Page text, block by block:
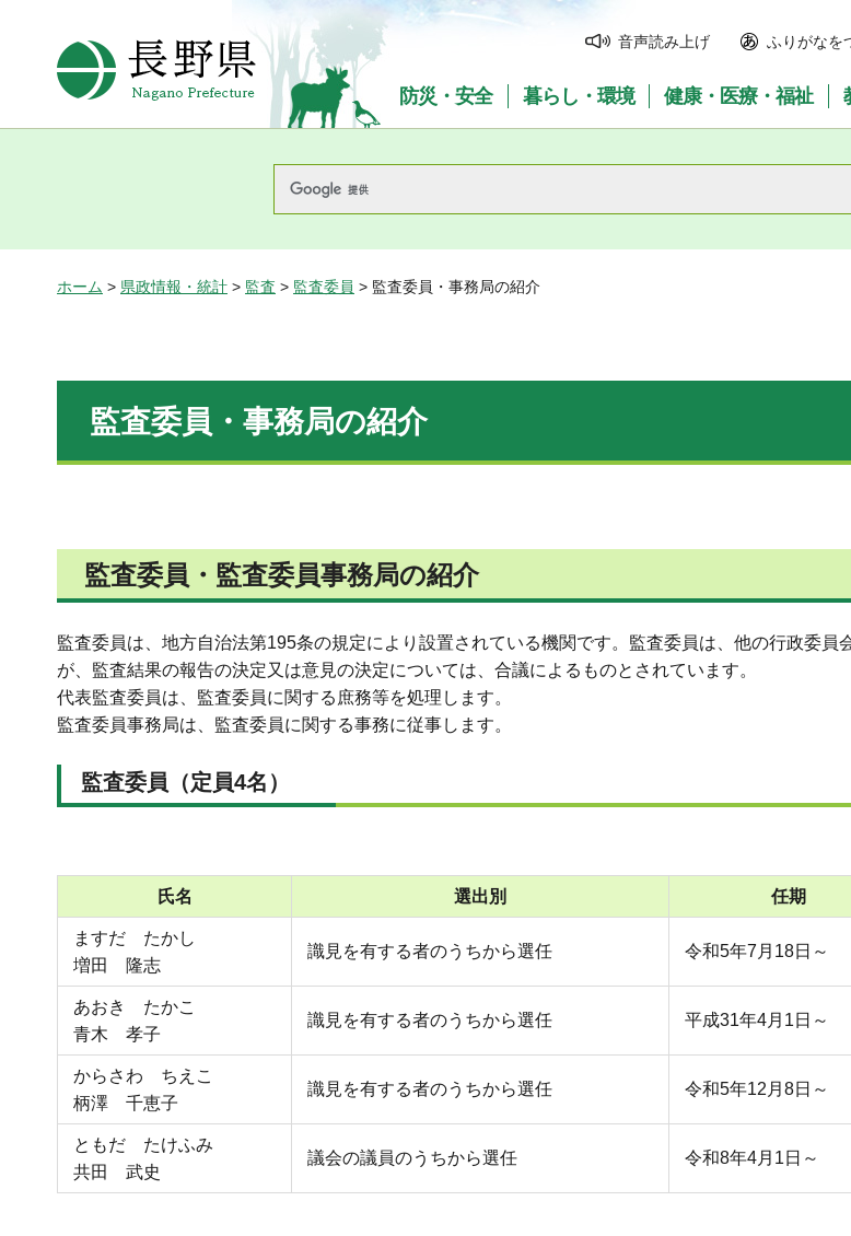
長野県Nagano Prefecture
音声読み上げ ふりがなを
防災・安全 暮らし・環境 健康・医療・福祉
ホーム > 県政情報・統計 > 監査 > 監査委員 > 監査委員・事務局の紹介
監査委員・事務局の紹介
監査委員・監査委員事務局の紹介
監査委員は、地方自治法第195条の規定により設置されている機関です。監査委員は、他の行政委員
が、監査結果の報告の決定又は意見の決定については、合議によるものとされています。
代表監査委員は、監査委員に関する庶務等を処理します。
監査委員事務局は、監査委員に関する事務に従事します。
監査委員 （定員4名）
氏名 選出別 任期
ますだ たかし
増田 隆志
識見を有する者のうちから選任 令和5年7月18日～
あおき たかこ
青木 孝子
識見を有する者のうちから選任 平成31年4月1日～
からさわ ちえこ
柄澤 千恵子
識見を有する者のうちから選任 令和5年12月8日～
ともだ たけふみ
共田 武史
議会の議員のうちから選任 令和8年4月1日～